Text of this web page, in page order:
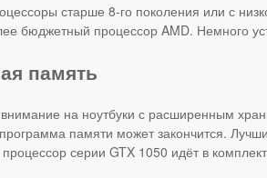
старше 8-го поколения или с
бюджетный процессор AMD. Немного
память
на ноутбуки с расширенным
памяти может закончится.
серии GTX 1050 идёт в